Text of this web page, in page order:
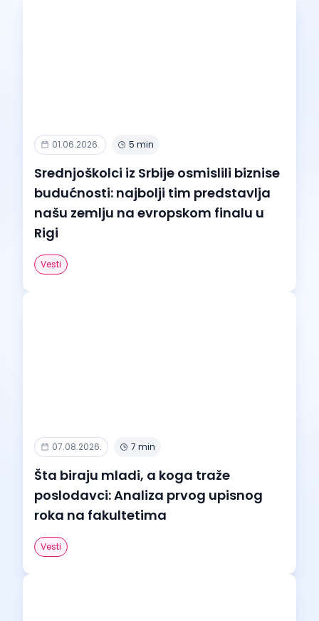
01.06.2026. 5 min
Srednjoškolci iz Srbije osmislili biznise
budućnosti: najbolji tim predstavlja
našu zemlju na evropskom finalu u
Rigi
Vesti
07.08.2026. 7 min
Šta biraju mladi, a koga traže
poslodavci: Analiza prvog upisnog
roka na fakultetima
Vesti